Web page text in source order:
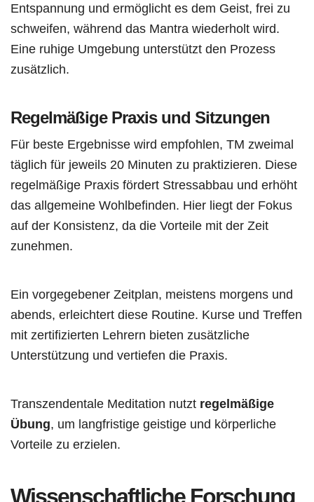
Entspannung und ermöglicht es dem Geist, frei zu
schweifen, während das Mantra wiederholt wird.
Eine ruhige Umgebung unterstützt den Prozess
zusätzlich.
Regelmäßige Praxis und Sitzungen
Für beste Ergebnisse wird empfohlen, TM zweimal
täglich für jeweils 20 Minuten zu praktizieren. Diese
regelmäßige Praxis fördert Stressabbau und erhöht
das allgemeine Wohlbefinden. Hier liegt der Fokus
auf der Konsistenz, da die Vorteile mit der Zeit
zunehmen.
Ein vorgegebener Zeitplan, meistens morgens und
abends, erleichtert diese Routine. Kurse und Treffen
mit zertifizierten Lehrern bieten zusätzliche
Unterstützung und vertiefen die Praxis.
Transzendentale Meditation nutzt regelmäßige
Übung, um langfristige geistige und körperliche
Vorteile zu erzielen.
Wissenschaftliche Forschung